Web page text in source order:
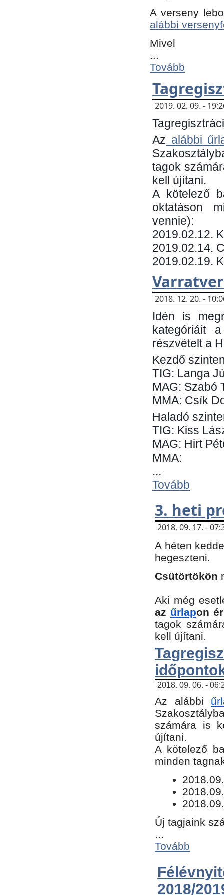
A verseny
alábbi
Mivel
...
Tovább
2019. 02. 09. -
Az alábbi
tagok
kell újítani.
​A kötelező
oktatáson
vennie):
​2019.02.12.
2019.02.14.
2019.02.19.
2018. 12. 20. -
Idén is
kategóriáit
részvételt a
Kezdő
TIG: Langa
MAG: Szabó
MMA: Csík
Haladó
TIG: Kiss
MAG: Hirt
MMA:
...
Tovább
3. heti
2018. 09. 17. -
A héten
hegeszteni.
Csütörtökön
Aki még
az űrlapon
tagok
kell újítani.
2018. 09. 06. -
Az alábbi
számára is
újítani.
​A kötelező
minden
Új tagjaink
...
Tovább
2018/